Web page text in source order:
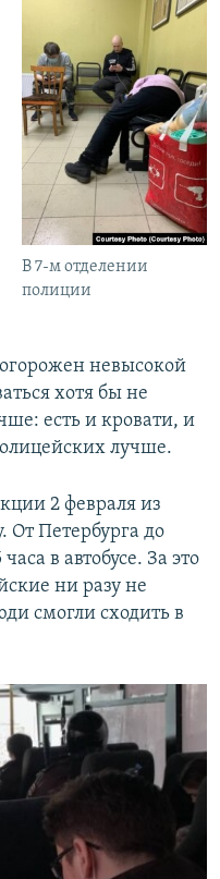
В 7-м отделении
полиции
невысокой
хотя бы не
есть и кровати, и
лучше.
2 февраля из
От Петербурга до
в автобусе. За это
ни разу не
смогли сходить в